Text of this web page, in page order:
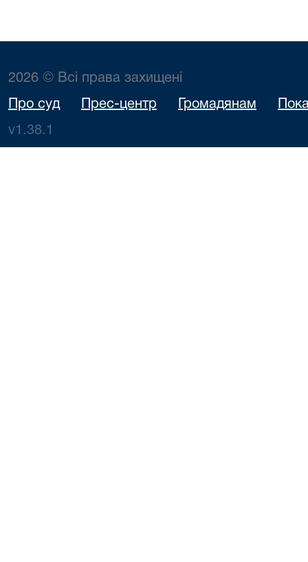
2026 © Всі права захищені
Про суд Прес-центр Громадянам
v1.38.1